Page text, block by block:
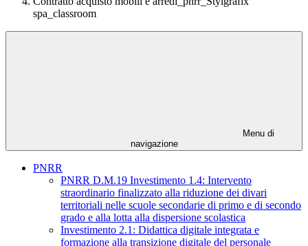
spa_classroom
Menu di
navigazione
PNRR
PNRR D.M.19 Investimento 1.4: Intervento
straordinario finalizzato alla riduzione dei divari
territoriali nelle scuole secondarie di primo e di secondo
grado e alla lotta alla dispersione scolastica
Investimento 2.1: Didattica digitale integrata e
formazione alla transizione digitale del personale